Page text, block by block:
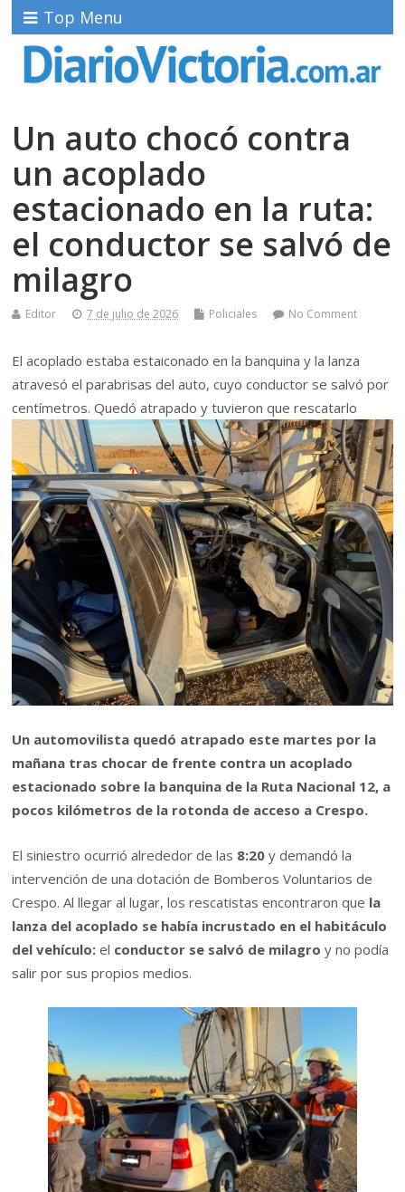
Top Menu
Un auto chocó contra
un acoplado
estacionado en la ruta:
el conductor se salvó de
milagro
Editor 7 de julio de 2026 Policiales No Comment
El acoplado estaba estaiconado en la banquina y la lanza
atravesó el parabrisas del auto, cuyo conductor se salvó por
centímetros. Quedó atrapado y tuvieron que rescatarlo
Un automovilista quedó atrapado este martes por la
mañana tras chocar de frente contra un acoplado
estacionado sobre la banquina de la Ruta Nacional 12, a
pocos kilómetros de la rotonda de acceso a Crespo.
El siniestro ocurrió alrededor de las 8:20y demandó la
intervención de una dotación de Bomberos Voluntarios de
Crespo. Al llegar al lugar, los rescatistas encontraron que la
lanza del acoplado se había incrustado en el habitáculo
del vehículo:el conductor se salvó de milagroy no podía
salir por sus propios medios.